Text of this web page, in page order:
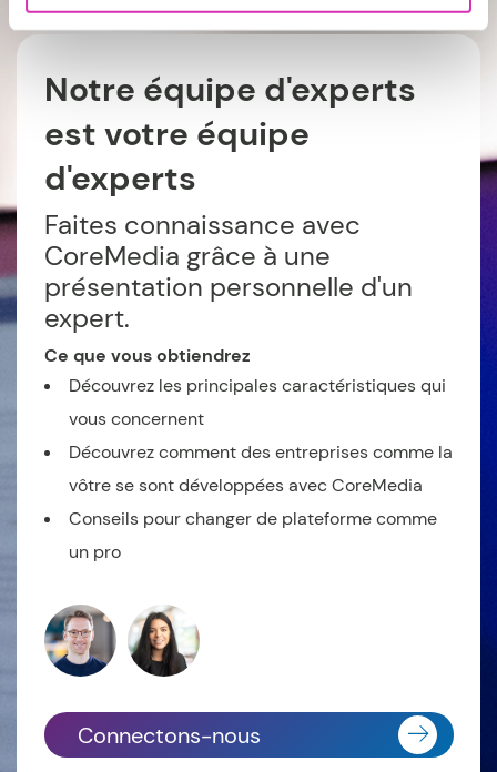
Notre équipe d'experts
est votre équipe
d'experts
Faites connaissance avec
CoreMedia grâce à une
présentation personnelle d'un
expert.
Ce que vous obtiendrez
Découvrez les principales caractéristiques qui
vous concernent
Découvrez comment des entreprises comme la
vôtre se sont développées avec CoreMedia
Conseils pour changer de plateforme comme
un pro
Connectons-nous